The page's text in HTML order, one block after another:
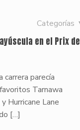
Categorías
en el Prix de
carrera parecía
Tarnawa
Hurricane Lane
[…]